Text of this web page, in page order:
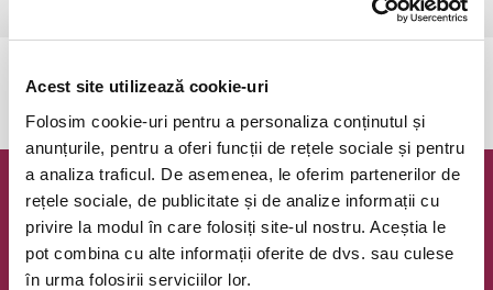
Acest site utilizează cookie-uri
Folosim cookie-uri pentru a personaliza conținutul și
anunțurile, pentru a oferi funcții de rețele sociale și pentru
a analiza traficul. De asemenea, le oferim partenerilor de
rețele sociale, de publicitate și de analize informații cu
privire la modul în care folosiți site-ul nostru. Aceștia le
pot combina cu alte informații oferite de dvs. sau culese
în urma folosirii serviciilor lor.
Evenimentul a expirat.
Newsletter @ Bilete.ro
Oferte exclusive si o editie saptamanala cu cele mai noi
evenimente.